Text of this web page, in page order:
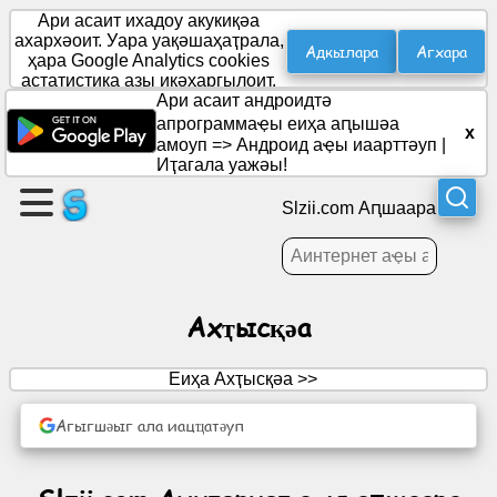
Адаҟьа
аԥҵара
Агәыԥ
аԥҵара
Агәмырҿыӷьра
Асоциалтә
Ари асаит ихадоу акукиқәа
ахархәоит. Уара уақәшаҳаҭрала,
ҳара Google Analytics cookies
астатистика азы иқәҳаргылоит.
Адкылара Агхара
Ари асаит андроидтә
апрограммаҿы еиҳа аԥышәа
амоуп => Андроид аҿы иаарттәуп
Иҭагала уажәы!
x
Slzii.com Аԥшаара
Ахҭысқәа
Еиҳа Ахҭысқәа >>
Агыгшәыг ала иацҵатәуп